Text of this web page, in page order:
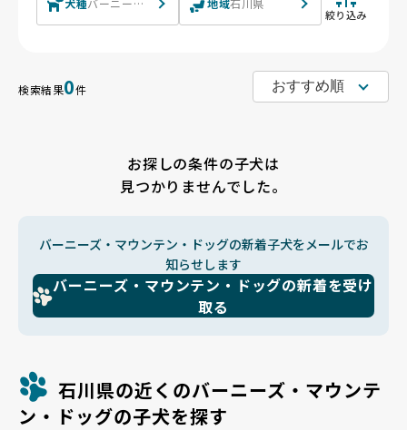
犬種バーニーズ・マウンテン・ドッグ
地域石川県
絞り込み
検索結果0件
お探しの条件の子犬は
見つかりませんでした。
バーニーズ・マウンテン・ドッグの新着子犬をメールでお
知らせします
バーニーズ・マウンテン・ドッグの新着を受け
取る
石川県の近くのバーニーズ・マウンテ
ン・ドッグの子犬を探す